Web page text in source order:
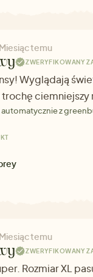
Miesiąc temu
ZWERYFIKOWANY
Wyglądają
ciemniejszy
automatycznie z
Miesiąc temu
ZWERYFIKOWANY
Rozmiar XL